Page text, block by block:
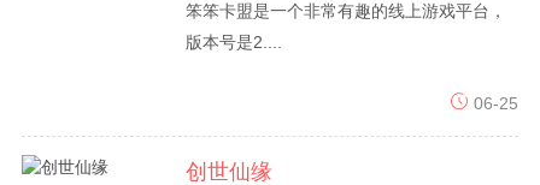
笨笨卡盟是一个非常有趣的线上游戏平台，
版本号是2....
06-25
创世仙缘